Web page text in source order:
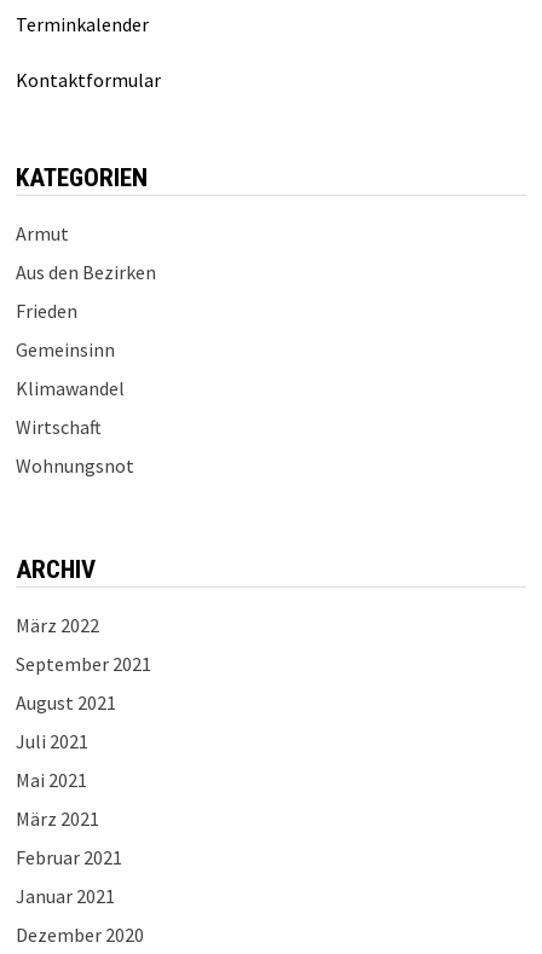
Terminkalender
Kontaktformular
KATEGORIEN
Armut
Aus den Bezirken
Frieden
Gemeinsinn
Klimawandel
Wirtschaft
Wohnungsnot
ARCHIV
März 2022
September 2021
August 2021
Juli 2021
Mai 2021
März 2021
Februar 2021
Januar 2021
Dezember 2020